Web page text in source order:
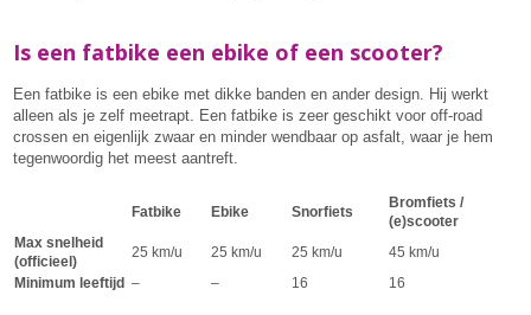
Is een fatbike een ebike of een scooter?
Een fatbike is een ebike met dikke banden en ander design. Hij werkt
alleen als je zelf meetrapt. Een fatbike is zeer geschikt voor off-road
crossen en eigenlijk zwaar en minder wendbaar op asfalt, waar je hem
tegenwoordig het meest aantreft.
Fatbike Ebike Snorfiets
Bromfiets /
(e)scooter
Max snelheid
(officieel)
25 km/u 25 km/u 25 km/u
45 km/u
Minimum leeftijd – – 16 16